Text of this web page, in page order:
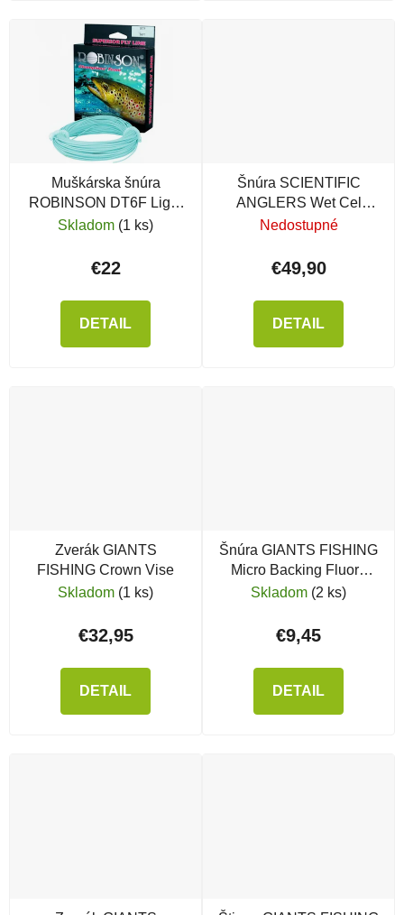
Muškárska šnúra
ROBINSON DT6F Light
Blue
Skladom (1 ks)
€22
DETAIL
Šnúra SCIENTIFIC
ANGLERS Wet Cel
Intermediate Clear, WF-
Nedostupné
€49,90
DETAIL
Zverák GIANTS
FISHING Crown Vise
Skladom (1 ks)
€32,95
DETAIL
Šnúra GIANTS FISHING
Micro Backing Fluoro
Orange
Skladom (2 ks)
€9,45
DETAIL